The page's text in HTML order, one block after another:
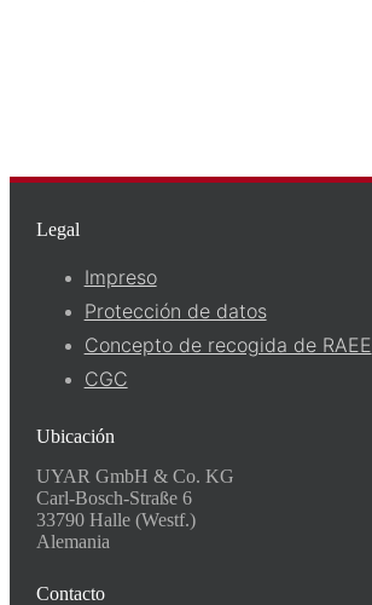
Legal
Impreso
Protección de datos
Concepto de recogida de RAEE
CGC
Ubicación
UYAR GmbH & Co. KG
Carl-Bosch-Straße 6
33790 Halle (Westf.)
Alemania
Contacto